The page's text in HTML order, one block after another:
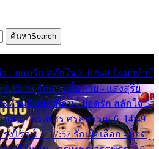
ค้นหาSearch
- ยอดรัก สลักใจ 2. 02:49 รักมาห้าปี
05:57 รักสาวเสื้อลาย - แสงสุรีย์
ะท้านดินสะเทือน - ยอดรัก สลักใจ 5.
หล่น - ศรเพชร ศรสุพรรณ 6. 14:49
งโรจน์ 7. 17:57 รักเผื่อเลือก - ยอด